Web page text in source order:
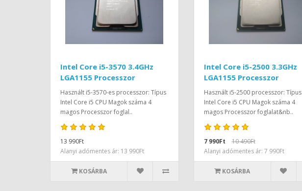
Intel Core i5-3570 3.4GHz
LGA1155 Processzor
Használt i5-3570-es processzor: Típus
Intel Core i5 CPU Magok száma 4
magos Processzor foglal..
13 990Ft
Alanyi adómentes ár: 13 990Ft
KOSÁRBA
Intel Core i5-2500 3.3GHz
LGA1155 Processzor
Használt i5-2500 processzor: Típus
Intel Core i5 CPU Magok száma 4
magos Processzor foglalat&nb..
7 990Ft
10 490Ft
Alanyi adómentes ár: 7 990Ft
KOSÁRBA